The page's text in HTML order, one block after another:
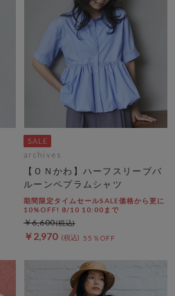
archives
【ＯＮかわ】ハーフスリーブバ
ルーンペプラムシャツ
期間限定タイムセールSALE価格から更に
10%OFF! 8/10 10:00まで
￥2,970 55％OFF
￥6,600